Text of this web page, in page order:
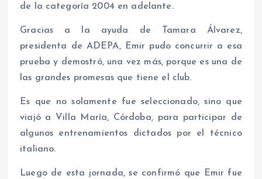
de la categoría 2004 en adelante.
Gracias a la ayuda de Tamara Álvarez,
presidenta de ADEPA, Emir pudo concurrir a esa
prueba y demostró, una vez más, porque es una de
las grandes promesas que tiene el club.
Es que no solamente fue seleccionado, sino que
viajó a Villa María, Córdoba, para participar de
algunos entrenamientos dictados por el técnico
italiano.
Luego de esta jornada, se confirmó que Emir fue